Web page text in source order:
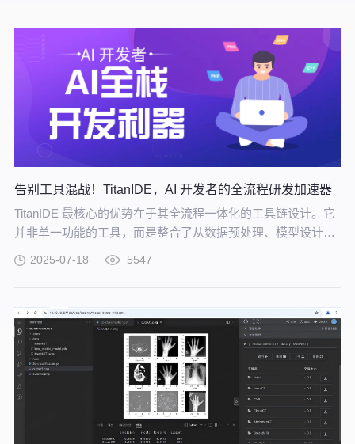
告别工具混战！TitanIDE，AI 开发者的全流程研发加速器
TitanIDE 最核心的优势在于其全流程一体化的工具链设计。它
并非单一功能的工具，而是整合了从数据预处理、模型设计、
生命周期的工作平台。
2025-07-18 5547